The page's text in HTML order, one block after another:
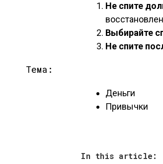
Не спите
Выбирайте
Не спите
Тема:
Деньги
Привычки
In this article: